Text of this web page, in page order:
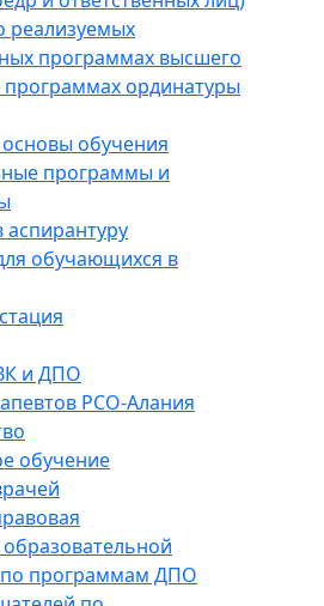
программах высшего
ординатуры
обучения
программы и
аспирантуру
обучающихся в
и ДПО
РСО-Алания
обучение
по программам ДПО